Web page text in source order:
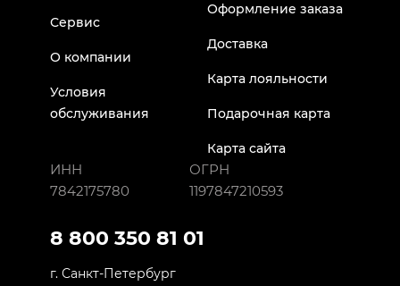
Сервис
О компании
Условия
обслуживания
Оформление заказа
Доставка
Карта лояльности
Подарочная карта
Карта сайта
ИНН
7842175780
ОГРН
1197847210593
8 800 350 81 01
г. Санкт-Петербург